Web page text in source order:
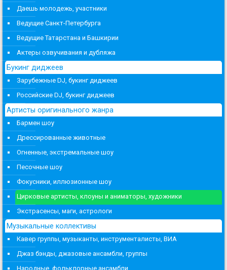
Даешь молодежь, участники
Ведущие Санкт-Петербурга
Ведущие Татарстана и Башкирии
Актеры озвучивания и дубляжа
Букинг диджеев
Зарубежные DJ, букинг диджеев
Российские DJ, букинг диджеев
Артисты оригинального жанра
Бармен шоу
Дрессированные животные
Огненные, экстремальные шоу
Песочные шоу
Фокусники, иллюзионные шоу
Цирковые артисты, клоуны и аниматоры, художники
Экстрасенсы, маги, астрологи
Музыкальные коллективы
Кавер группы, музыканты, инструменталисты, ВИА
Джаз бэнды, джазовые ансамбли, группы
Народные, фольклорные ансамбли